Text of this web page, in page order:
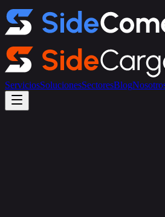
ServiciosSolucionesSectoresBlog